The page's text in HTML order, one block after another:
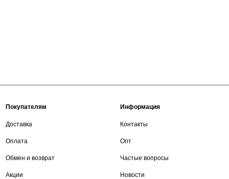
Покупателям
Доставка
Оплата
Обмен и возврат
Акции
Информация
Контакты
Опт
Частые вопросы
Новости